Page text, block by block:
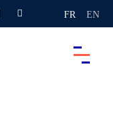
FR EN